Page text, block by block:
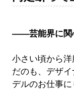
――芸能界に関
小さい頃から
だのも、デザ
デルのお仕事